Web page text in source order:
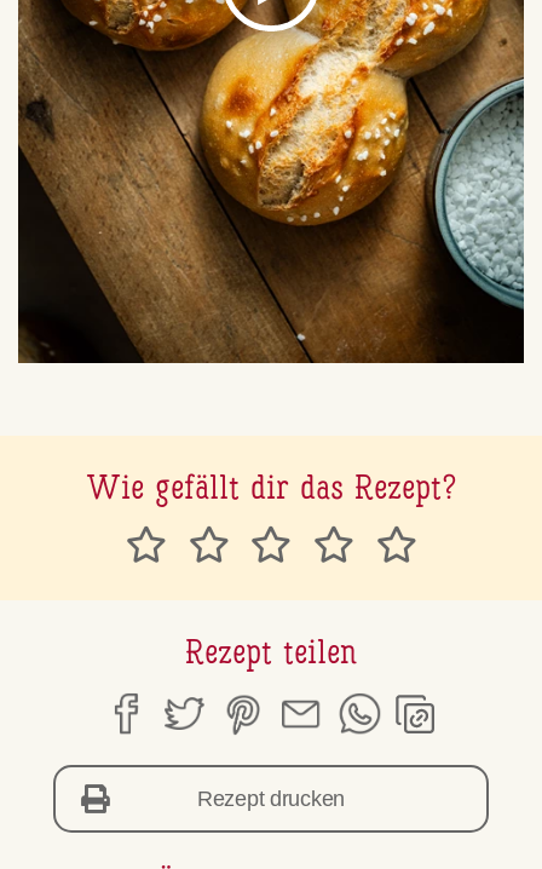
Wie gefällt dir das Rezept?
Rezept teilen
Rezept drucken